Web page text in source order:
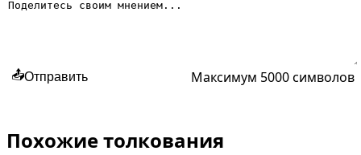
📤Отправить Максимум 5000 символов
Похожие толкования